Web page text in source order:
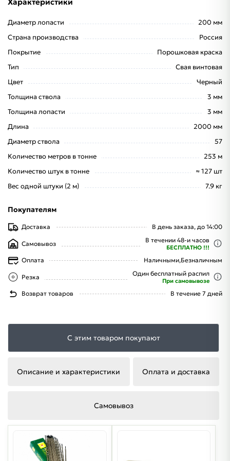
Диаметр лопасти
200 мм
Страна производства
Россия
Покрытие
Порошковая краска
Тип
Свая винтовая
Цвет
Черный
Толщина ствола
3 мм
Толщина лопасти
3 мм
Длина
2000 мм
Диаметр ствола
57
Количество метров в тонне
253 м
Количество штук в тонне
≈ 127 шт
Вес одной штуки (2 м)
7.9 кг
Покупателям
Доставка В день заказа, до 14:00
Самовывоз В течении 48-и часов
БЕСПЛАТНО !!!
Оплата Наличными,Безналичным
Резка Один бесплатный распил
При самовывозе
Возврат товаров В течение 7 дней
С этим товаром покупают
Описание и характеристики Оплата и доставка
Самовывоз